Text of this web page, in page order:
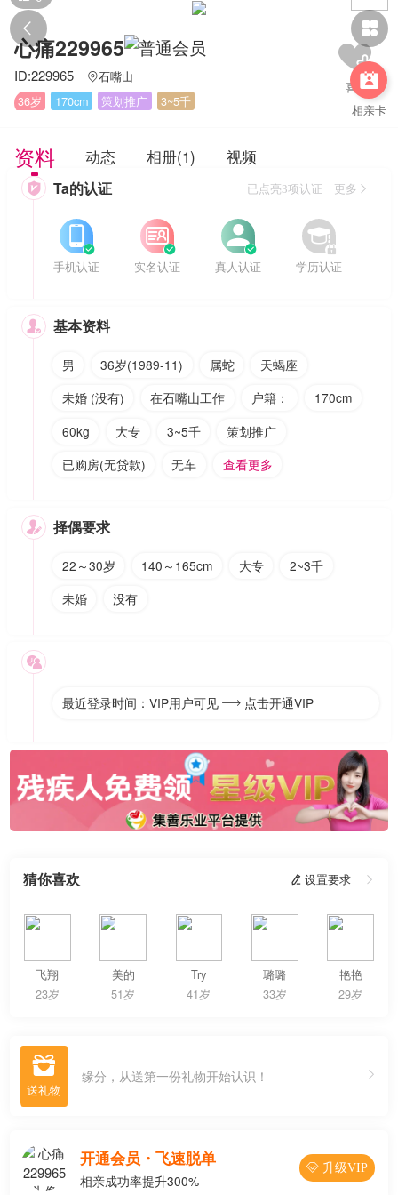
 

相亲卡
心痛229965
ID:229965 石嘴山
36岁
170cm 策划推广 3~5千
资料 动态 相册(1) 视频
 Ta的认证 已点亮3项认证 更多


手机认证


实名认证


真人认证


学历认证
 基本资料
男 36岁(1989-11) 属蛇
天蝎座
未婚 (没有)
在石嘴山工作 户籍：
170cm
60kg
大专 3~5千
策划推广
已购房(无贷款)
无车 查看更多
 择偶要求
22～30岁 140～165cm 大专
2~3千
未婚
没有

最近登录时间：VIP用户可见  点击开通VIP
猜你喜欢  设置要求 
飞翔
23岁
美的
51岁
Try
41岁
璐璐
33岁
艳艳
29岁
 缘分，从送第一份礼物开始认识！
开通会员・飞速脱单
相亲成功率提升300%
 升级VIP